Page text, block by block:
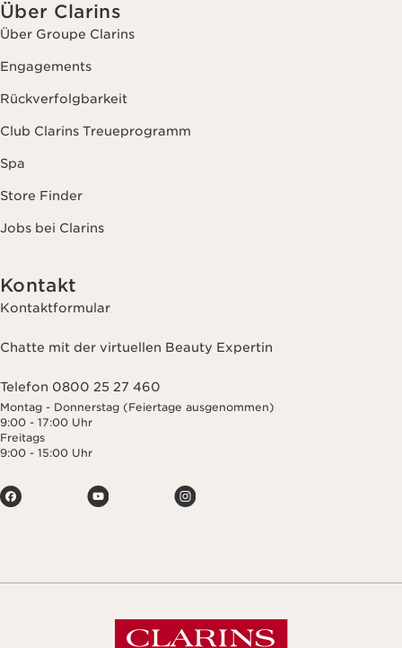
Über Clarins
Über Groupe Clarins
Engagements
Rückverfolgbarkeit
Club Clarins Treueprogramm
Spa
Store Finder
Jobs bei Clarins
Kontakt
Kontaktformular
Chatte mit der virtuellen Beauty Expertin
Telefon 0800 25 27 460
Montag - Donnerstag (Feiertage ausgenommen)
9:00 - 17:00 Uhr
Freitags
9:00 - 15:00 Uhr